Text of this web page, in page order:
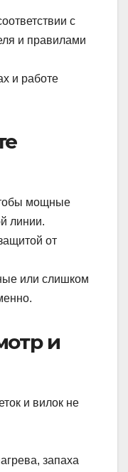
с
и правилами
и работе
мощные
линии.
от
или слишком
и
и вилок не
запаха